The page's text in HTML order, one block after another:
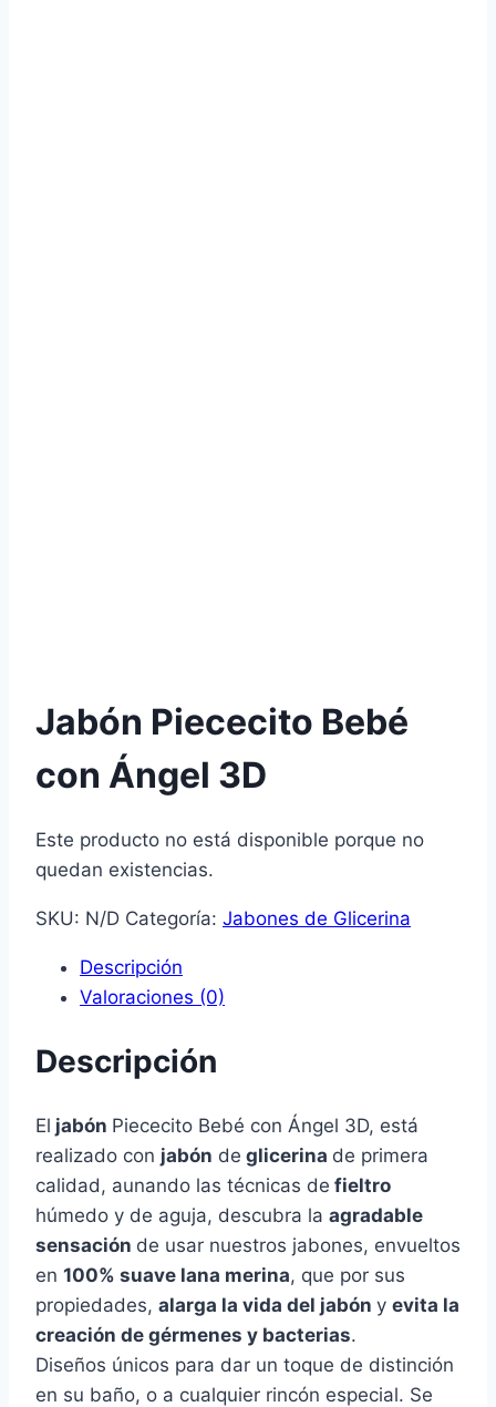
Jabón Piececito Bebé
con Ángel 3D
Este producto no está disponible porque no
quedan existencias.
SKU: N/D Categoría: Jabones de Glicerina
Descripción
Valoraciones (0)
Descripción
El jabón Piececito Bebé con Ángel 3D, está
realizado con jabón de glicerina de primera
calidad, aunando las técnicas de fieltro
húmedo y de aguja, descubra la agradable
sensación de usar nuestros jabones, envueltos
en 100% suave lana merina, que por sus
propiedades, alarga la vida del jabón y evita la
creación de gérmenes y bacterias.
Diseños únicos para dar un toque de distinción
en su baño, o a cualquier rincón especial. Se